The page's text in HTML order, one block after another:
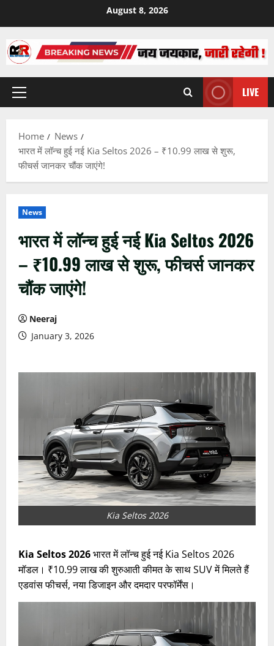
content
August 8, 2026
Primary
LIVE
Home
News
भारत में लॉन्च हुई नई Kia Seltos 2026 – ₹10.99 लाख से शुरू,
फीचर्स जानकर चौंक जाएंगे!
News
भारत में लॉन्च हुई नई Kia Seltos 2026
– ₹10.99 लाख से शुरू, फीचर्स जानकर
चौंक जाएंगे!
Neeraj
January 3, 2026
Kia Seltos 2026
Kia Seltos 2026भारत में लॉन्च हुई नई Kia Seltos 2026
मॉडल। ₹10.99 लाख की शुरुआती कीमत के साथ SUV में मिलते हैं
एडवांस फीचर्स, नया डिजाइन और दमदार परफॉर्मेंस।